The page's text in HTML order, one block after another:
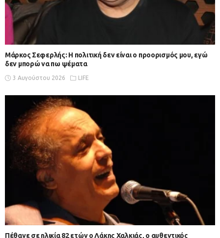
Μάρκος Σεφερλής: Η πολιτική δεν είναι ο προορισμός μου, εγώ
δεν μπορώ να πω ψέματα
3 Αυγούστου 2026 LIFE
Πέθανε σε ηλικία 82 ετών ο Λάκης Χαλκιάς, ο αυθεντικός